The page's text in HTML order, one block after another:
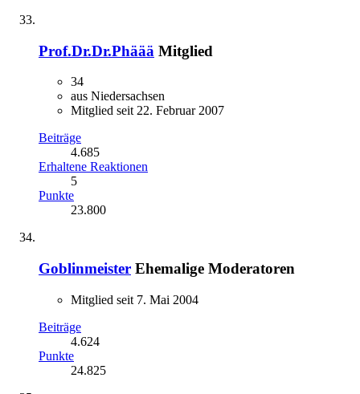
Prof.Dr.Dr.Phäää Mitglied
34
aus Niedersachsen
Mitglied seit 22. Februar 2007
Beiträge
4.685
Erhaltene Reaktionen
5
Punkte
23.800
Goblinmeister Ehemalige Moderatoren
Mitglied seit 7. Mai 2004
Beiträge
4.624
Punkte
24.825